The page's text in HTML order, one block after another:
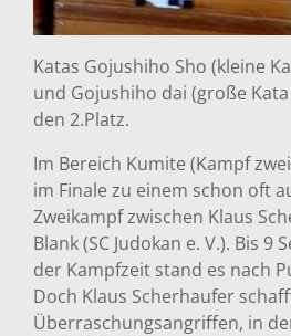
Katas Gojushiho Sho (kleine
und Gojushiho dai (große
den 2.Platz.
Im Bereich Kumite (Kampf
im Finale zu einem schon oft
Zweikampf zwischen Klaus
Blank (SC Judokan e. V.). Bis 9
der Kampfzeit stand es nach
Doch Klaus Scherhaufer
Überraschungsangriffen, in